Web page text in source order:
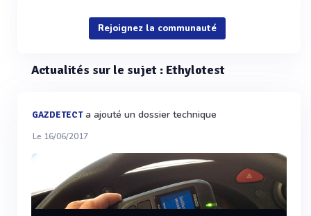
Rejoignez la communauté
Actualités sur le sujet : Ethylotest
GAZDETECTa ajouté un dossier technique
Le 16/06/2017